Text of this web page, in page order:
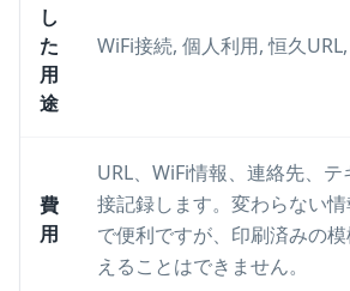
し
た
用
途
WiFi接続, 個人利用, 恒久
費
用
URL、WiFi情報、連絡先、テ
接記録します。変わらない
で便利ですが、印刷済みの
えることはできません。